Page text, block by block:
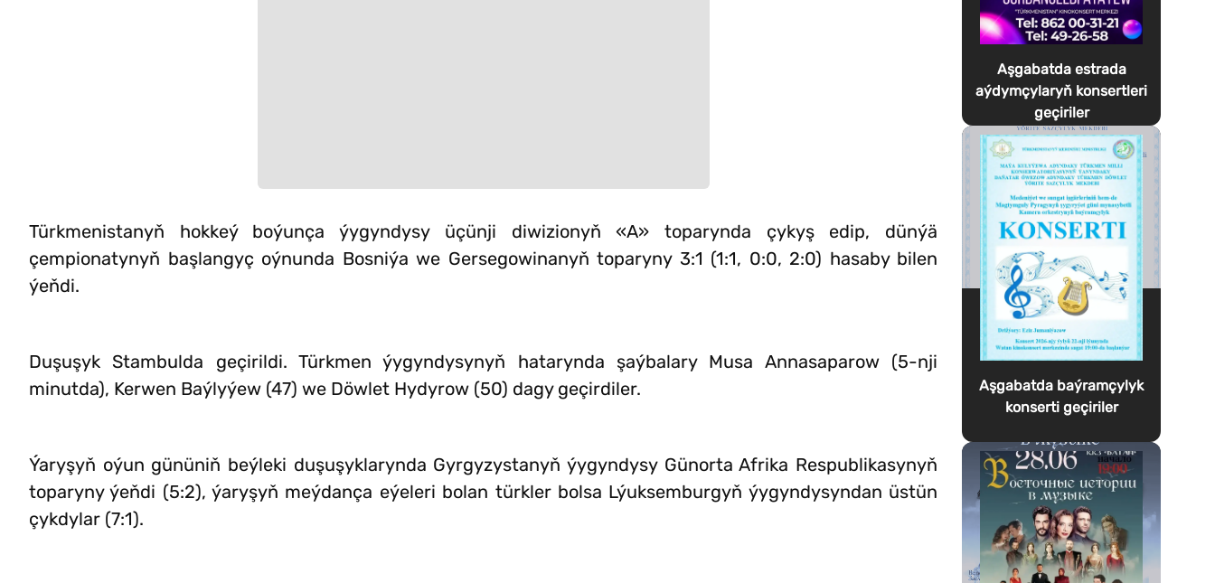
Türkmenistanyň hokkeý boýunça ýygyndysy üçünji diwizionyň «A» toparynda çykyş edip, dünýä
çempionatynyň başlangyç oýnunda Bosniýa we Gersegowinanyň toparyny 3:1 (1:1, 0:0, 2:0) hasaby bilen
ýeňdi.
Duşuşyk Stambulda geçirildi. Türkmen ýygyndysynyň hatarynda şaýbalary Musa Annasaparow (5-nji
minutda), Kerwen Baýlyýew (47) we Döwlet Hydyrow (50) dagy geçirdiler.
Ýaryşyň oýun gününiň beýleki duşuşyklarynda Gyrgyzystanyň ýygyndysy Günorta Afrika Respublikasynyň
toparyny ýeňdi (5:2), ýaryşyň meýdança eýeleri bolan türkler bolsa Lýuksemburgyň ýygyndysyndan üstün
çykdylar (7:1).
Aşgabatda estrada
aýdymçylaryň konsertleri
geçiriler
Aşgabatda baýramçylyk
konserti geçiriler